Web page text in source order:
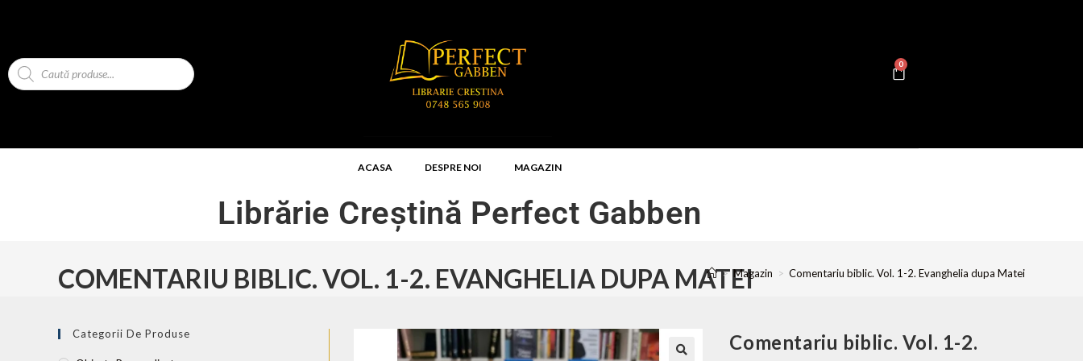
0
ACASA DESPRE NOI MAGAZIN
Librărie Creștină Perfect Gabben
COMENTARIU BIBLIC. VOL. 1-2. EVANGHELIA DUPA MATEI
> Magazin > Comentariu biblic. Vol. 1-2. Evanghelia dupa Matei
Comentariu biblic. Vol. 1-2.
Categorii De Produse